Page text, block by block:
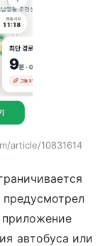
article/10831614
предусмотрел
автобуса или